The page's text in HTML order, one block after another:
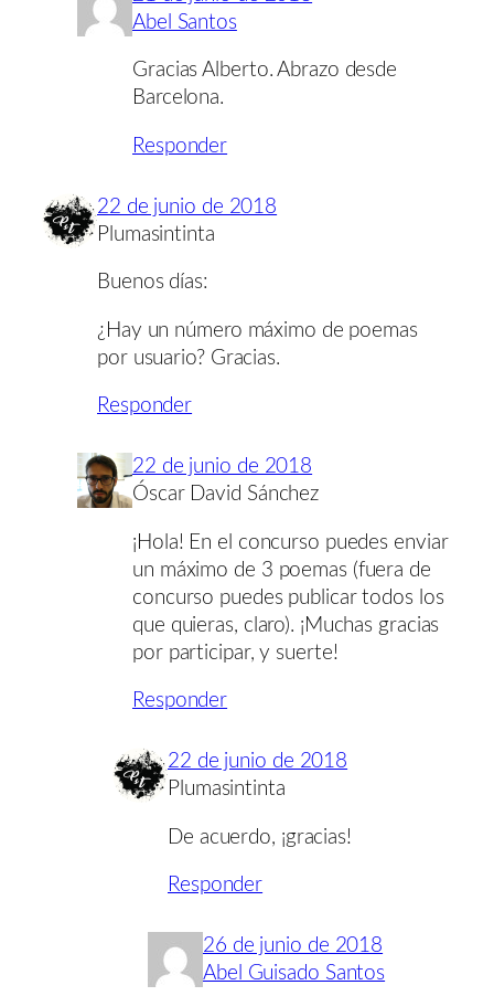
Abel Santos
Gracias Alberto. Abrazo desde
Barcelona.
Responder
22 de junio de 2018
Plumasintinta
Buenos días:
¿Hay un número máximo de poemas
por usuario? Gracias.
Responder
22 de junio de 2018
Óscar David Sánchez
¡Hola! En el concurso puedes enviar
un máximo de 3 poemas (fuera de
concurso puedes publicar todos los
que quieras, claro). ¡Muchas gracias
por participar, y suerte!
Responder
22 de junio de 2018
Plumasintinta
De acuerdo, ¡gracias!
Responder
26 de junio de 2018
Abel Guisado Santos